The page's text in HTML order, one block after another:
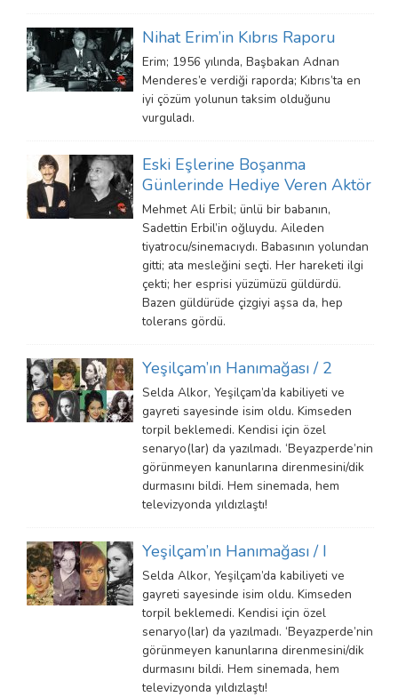
Nihat Erim’in Kıbrıs Raporu
Erim; 1956 yılında, Başbakan Adnan
Menderes’e verdiği raporda; Kıbrıs’ta en
iyi çözüm yolunun taksim olduğunu
vurguladı.
Eski Eşlerine Boşanma
Günlerinde Hediye Veren Aktör
Mehmet Ali Erbil; ünlü bir babanın,
Sadettin Erbil’in oğluydu. Aileden
tiyatrocu/sinemacıydı. Babasının yolundan
gitti; ata mesleğini seçti. Her hareketi ilgi
çekti; her esprisi yüzümüzü güldürdü.
Bazen güldürüde çizgiyi aşsa da, hep
tolerans gördü.
Yeşilçam’ın Hanımağası / 2
Selda Alkor, Yeşilçam’da kabiliyeti ve
gayreti sayesinde isim oldu. Kimseden
torpil beklemedi. Kendisi için özel
senaryo(lar) da yazılmadı. ‘Beyazperde’nin
görünmeyen kanunlarına direnmesini/dik
durmasını bildi. Hem sinemada, hem
televizyonda yıldızlaştı!
Yeşilçam’ın Hanımağası / I
Selda Alkor, Yeşilçam’da kabiliyeti ve
gayreti sayesinde isim oldu. Kimseden
torpil beklemedi. Kendisi için özel
senaryo(lar) da yazılmadı. ‘Beyazperde’nin
görünmeyen kanunlarına direnmesini/dik
durmasını bildi. Hem sinemada, hem
televizyonda yıldızlaştı!